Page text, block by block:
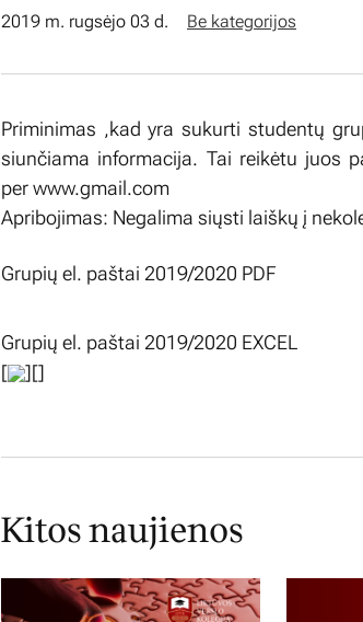
2019 m. rugsėjo 03 d. Be kategorijos
Priminimas ,kad yra sukurti studentų
siunčiama informacija. Tai reikėtu juos
per www.gmail.com
Apribojimas: Negalima siųsti laiškų į
Grupių el. paštai 2019/2020 PDF
Grupių el. paštai 2019/2020 EXCEL
[
][]
Kitos naujienos